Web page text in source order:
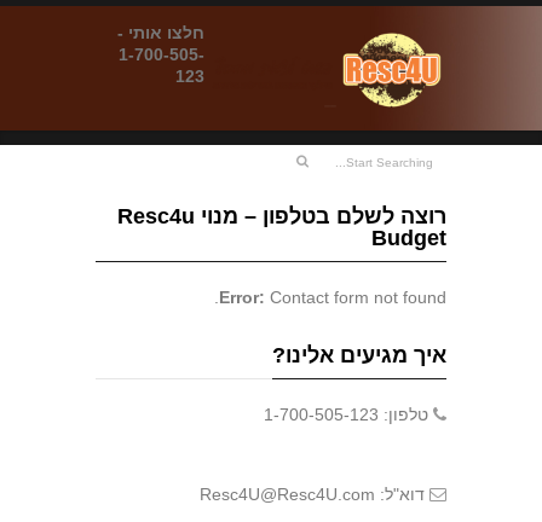
חלצו אותי -
1-700-505-
123
רוצה לשלם בטלפון – מנוי Resc4u
Budget
Error: Contact form not found.
איך מגיעים אלינו?
טלפון: 1-700-505-123
דוא"ל: Resc4U@Resc4U.com